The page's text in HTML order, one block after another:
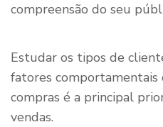
compreensão do seu
Estudar os tipos de
fatores comportamentais
compras é a principal
vendas.